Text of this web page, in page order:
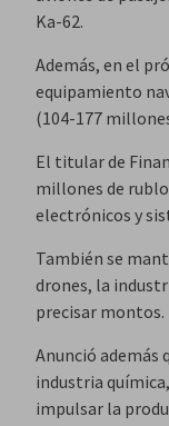
Ka-62.
Además, en el
equipamiento
(104-177
El titular de
millones de
electrónicos y
También se
drones, la
precisar montos.
Anunció además
industria
impulsar la